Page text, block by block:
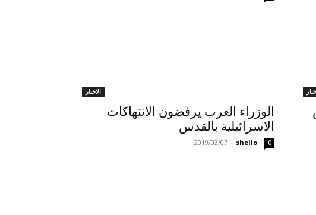
الاخبار
الوزراء العرب يرفضون الانتهاكات
الاسرائيلية بالقدس
shello
-
2019/03/07 0